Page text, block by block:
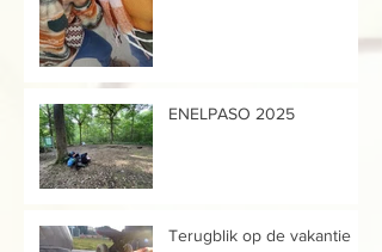
ENELPASO 2025
Terugblik op de vakantie